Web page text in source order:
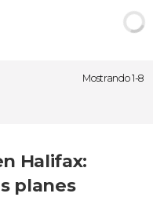
Mostrando 1-8
Halifax:
planes